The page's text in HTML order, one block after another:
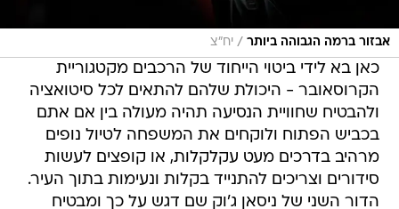
אבזור ברמה הגבוהה ביותר / יח"צ
כאן בא לידי ביטוי הייחוד של הרכבים מקטגוריית
הקרוסאובר - היכולת שלהם להתאים לכל סיטואציה
ולהבטיח שחוויית הנסיעה תהיה מעולה בין אם אתם
בכביש הפתוח ולוקחים את המשפחה לטיול נופים
מרהיב בדרכים מעט עקלקלות, או קופצים לעשות
סידורים וצריכים להתנייד בקלות ונעימות בתוך העיר.
הדור השני של ניסאן ג'וק שם דגש על כך ומבטיח